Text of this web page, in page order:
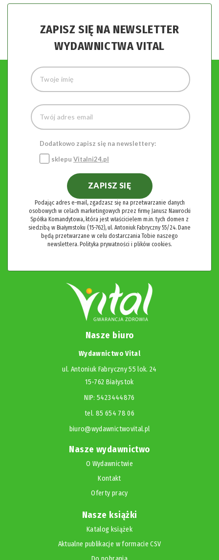
ZAPISZ SIĘ NA NEWSLETTER
WYDAWNICTWA VITAL
Dodatkowo zapisz się na newslettery:
sklepu Vitalni24.pl
ZAPISZ SIĘ
Podając adres e-mail, zgadzasz się na przetwarzanie danych
osobowych w celach marketingowych przez firmę Janusz Nawrocki
Spółka Komandytowa, która jest właścicielem m.in. tych domen z
siedzibą w Białymstoku (15-762), ul. Antoniuk Fabryczny 55/24. Dane
będą przetwarzane w celu dostarczania Tobie naszego
newslettera. Polityka prywatności i plików cookies.
Nasze biuro
Wydawnictwo Vital
ul. Antoniuk Fabryczny 55 lok. 24
15-762 Białystok
NIP: 5423444876
tel. 85 654 78 06
biuro@wydawnictwovital.pl
Nasze wydawnictwo
O Wydawnictwie
Kontakt
Oferty pracy
Nasze książki
Katalog książek
Aktualne publikacje w formacie CSV